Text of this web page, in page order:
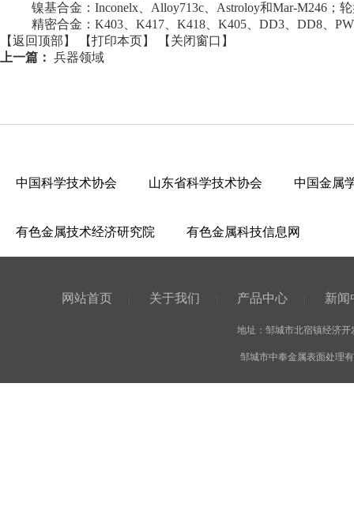
镍基合金：Inconelx、Alloy713c、Astroloy和Mar-M246；轮
精密合金：K403、K417、K418、K405、DD3、DD8、
【返回顶部】
【打印本页】
【关闭窗口】
上一篇： 兵器领域
中国科学技术协会 山东省科学技术协会 中国金属
有色金属技术经济研究院 有色金属科技信息网
网站首页 关于我们 产品中心 新闻
地址：邹城市北宿镇经济
邹城市中奉金属表面处理